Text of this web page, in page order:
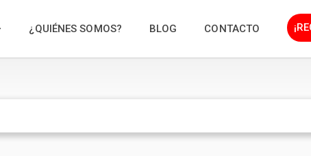
¿QUIÉNES SOMOS? BLOG CONTACTO